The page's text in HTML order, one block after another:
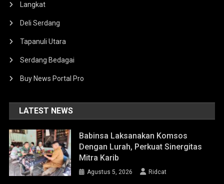
Langkat
Deli Serdang
Tapanuli Utara
Serdang Bedagai
Buy News Portal Pro
LATEST NEWS
Babinsa Laksanakan Komsos
Dengan Lurah, Perkuat Sinergitas
Mitra Karib
Agustus 5, 2026 Ridcat